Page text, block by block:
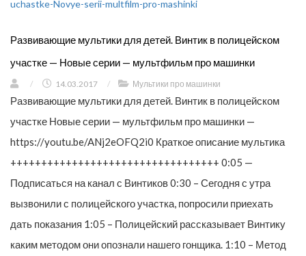
Развивающие мультики для детей. Винтик в полицейском
участке — Новые серии — мультфильм про машинки
/ 14.03.2017 / Мультики про машинки
Развивающие мультики для детей. Винтик в полицейском
участке Новые серии — мультфильм про машинки —
https://youtu.be/ANj2eOFQ2i0 Краткое описание мультика
++++++++++++++++++++++++++++++++++ 0:05 —
Подписаться на канал с Винтиков 0:30 – Сегодня с утра
вызвонили с полицейского участка, попросили приехать
дать показания 1:05 – Полицейский рассказывает Винтику
каким методом они опознали нашего гонщика. 1:10 – Метод